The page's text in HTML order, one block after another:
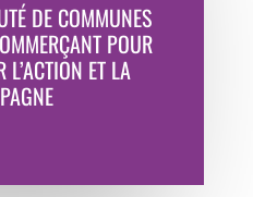
DE COMMUNES
POUR
L’ACTION ET LA